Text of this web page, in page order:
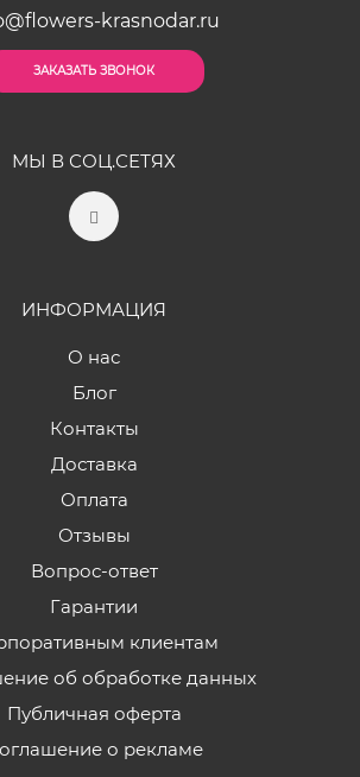
krasnodar.ru
ЗАКАЗАТЬ ЗВОНОК
МЫ В СОЦ.СЕТЯХ
ИНФОРМАЦИЯ
О нас
Блог
Контакты
Доставка
Оплата
Отзывы
Вопрос-ответ
Гарантии
клиентам
об обработке данных
Публичная оферта
о рекламе